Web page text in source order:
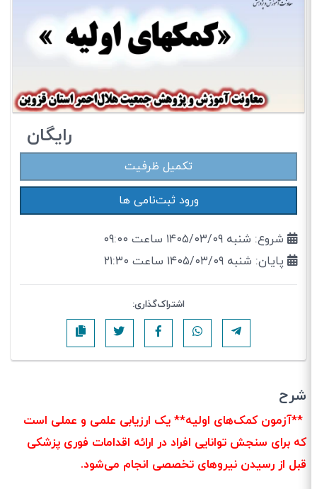
رایگان
تکمیل ظرفیت
ورود ثبت‌نامی ها
شروع: شنبه ۱۴۰۵/۰۳/۰۹ ساعت ۰۹:۰۰
پایان: شنبه ۱۴۰۵/۰۳/۰۹ ساعت ۲۱:۳۰
اشتراک‌گذاری:
شرح
**آزمون کمک‌های اولیه** یک ارزیابی علمی و عملی است
که برای سنجش توانایی افراد در ارائه اقدامات فوری پزشکی
قبل از رسیدن نیروهای تخصصی انجام می‌شود.